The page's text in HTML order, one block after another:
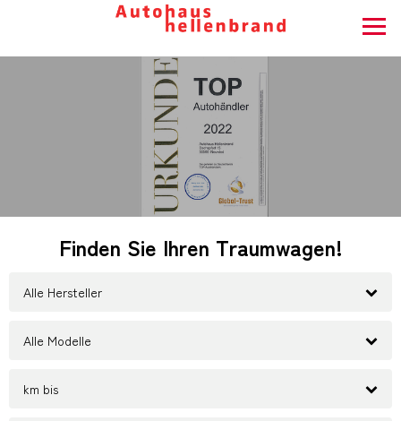
Finden Sie Ihren Traumwagen!
Alle Hersteller
Alle Modelle
km bis